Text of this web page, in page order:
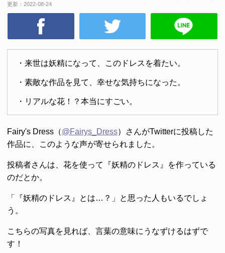
更新： 2022-08-24
・来世は妖精になって、このドレスを着たい。
・素敵な作品を見て、幸せな気持ちになった。
・リアルな花！？本当にすごい。
Fairy's Dress（@Fairys_Dress）さんがTwitterに投稿した
作品に、このような声が寄せられました。
投稿者さんは、花を使って『妖精のドレス』を作っている
のだとか。
「『妖精のドレス』とは…？」と思った人もいるでしょ
う。
こちらの写真を見れば、言葉の意味にうなずけるはずで
す！